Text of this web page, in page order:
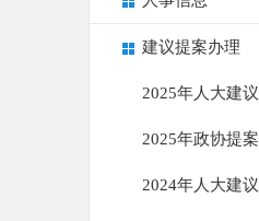
建议提案办理
2025年人大建议
2025年政协提案
2024年人大建议